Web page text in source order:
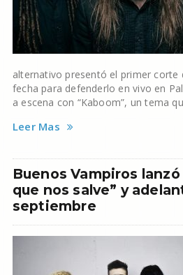
alternativo presentó el primer corte
fecha para defenderlo en vivo en
a escena con “Kaboom”, un tema
Leer Mas
Buenos Vampiros
que nos salve” y
septiembre